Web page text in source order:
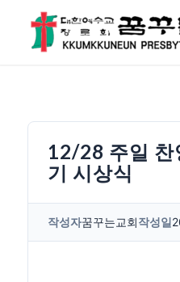
12/28 주일 찬
기 시상식
작성자꿈꾸는교회작성일